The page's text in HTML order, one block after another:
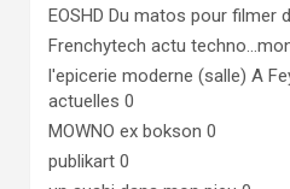
EOSHD Du matos pour filmer
Frenchytech actu
l'epicerie moderne (salle) A
actuelles 0
MOWNO ex bokson 0
publikart 0